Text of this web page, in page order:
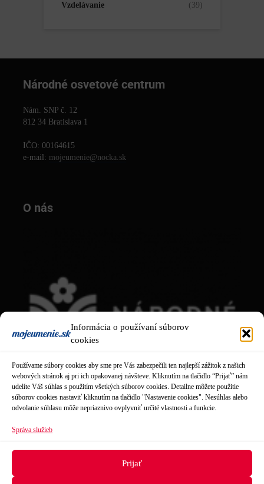
Informácia o používaní súborov
cookies
Používame súbory cookies aby sme pre Vás zabezpečili ten najlepší zážitok z našich
webových stránok aj pri ich opakovanej návšteve. Kliknutím na tlačidlo “Prijať” nám
udelíte Váš súhlas s použitím všetkých súborov cookies. Detailne môžete použitie
súborov cookies nastaviť kliknutím na tlačidlo "Nastavenie cookies". Nesúhlas alebo
odvolanie súhlasu môže nepriaznivo ovplyvniť určité vlastnosti a funkcie.
Správa služieb
Prijať
Vzdelávanie (39)
Národné osvetové centrum
Nám. SNP č. 12
812 34 Bratislava 1
IČO: 00164615
e-mail: mojeumenie@nocka.sk
O nás
Národným osvetovým centrom
Našim cieľom je prinášať návštevníkom aktuálne informácie zo